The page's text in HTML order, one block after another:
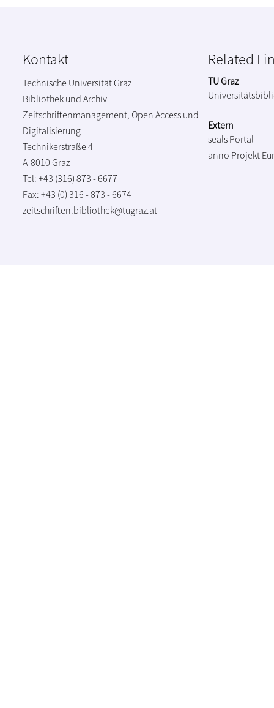
Kontakt
Technische Universität Graz
Bibliothek und Archiv
Zeitschriftenmanagement, Open Access und
Digitalisierung
Technikerstraße 4
A-8010 Graz
Tel: +43 (316) 873 - 6677
Fax: +43 (0) 316 - 873 - 6674
zeitschriften.bibliothek@tugraz.at
Related
TU Graz
Extern
seals Portal
anno Projekt